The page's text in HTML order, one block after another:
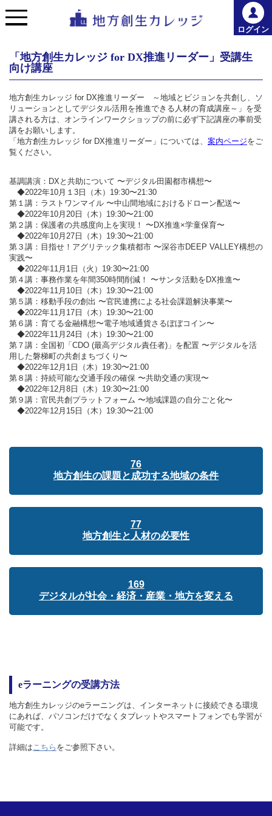
ログイン
「地方創生カレッジ for DX推進リーダー」受講生
向け講座
地方創生カレッジ for DX推進リーダー ～地域とビジョンを共創し、ソ
リューションとしてデジタル活⽤を推進できる⼈材の育成講座～」を受
講される方は、オンラインワークショップの前に必ず下記講座の事前受
講をお願いします。
「地方創生カレッジ for DX推進リーダー」については、 案内ページをご
覧ください。
基調講演：DXと共助について 〜デジタル田園都市構想〜
◆2022年10月１3日（木）19:30〜21:30
第１講：ラストワンマイル 〜中山間地域におけるドローン配送〜
◆2022年10月20日（木）19:30〜21:00
第２講：保護者の共感度向上を実現！ 〜DX推進×学童保育〜
◆2022年10月27日（木）19:30〜21:00
第３講：目指せ！アグリテック集積都市 〜深谷市DEEP VALLEY構想の
実践〜
◆2022年11月1日（火）19:30〜21:00
第４講：事務作業を年間350時間削減！ 〜サンタ活動をDX推進〜
◆2022年11月10日（木）19:30〜21:00
第５講：移動手段の創出 〜官民連携による社会課題解決事業〜
◆2022年11月17日（木）19:30〜21:00
第６講：育てる金融構想〜電子地域通貨さるぼぼコイン〜
◆2022年11月24日（木）19:30〜21:00
第７講：全国初「CDO (最高デジタル責任者)」を配置 〜デジタルを活
用した磐梯町の共創まちづくり〜
◆2022年12月1日（木）19:30〜21:00
第８講：持続可能な交通手段の確保 〜共助交通の実現〜
◆2022年12月8日（木）19:30〜21:00
第９講：官民共創プラットフォーム 〜地域課題の自分ごと化〜
◆2022年12月15日（木）19:30〜21:00
76
地方創生の課題と成功する地域の条件
77
地方創生と人材の必要性
169
デジタルが社会・経済・産業・地方を変える
eラーニングの受講方法
地方創生カレッジのeラーニングは、インターネットに接続できる環境
にあれば、パソコンだけでなくタブレットやスマートフォンでも学習が
可能です。
詳細はこちら をご参照下さい。